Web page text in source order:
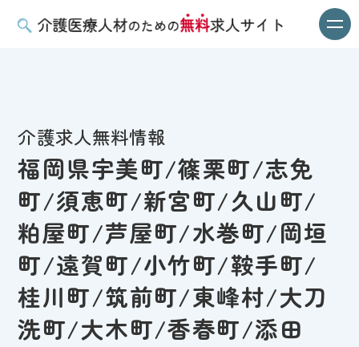
介護求人無料情報
福岡県宇美町/篠栗町/志免
町/須恵町/新宮町/久山町/
粕屋町/芦屋町/水巻町/岡垣
町/遠賀町/小竹町/鞍手町/
桂川町/筑前町/東峰村/大刀
洗町/大木町/香春町/添田